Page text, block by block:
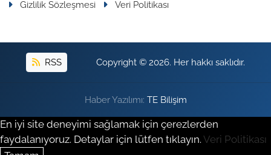
Gizlilik Sözleşmesi
Veri Politikası
RSS Copyright © 2026. Her hakkı saklıdır.
Haber Yazılımı: TE Bilişim
En iyi site deneyimi sağlamak için çerezlerden
faydalanıyoruz. Detaylar için lütfen tıklayın.Veri Politikası